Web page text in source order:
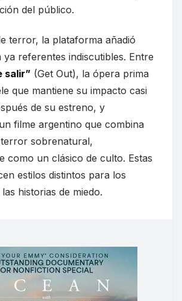
del público.
terror, la plataforma añadió
referentes indiscutibles. Entre
salir” (Get Out), la ópera prima
que mantiene su impacto casi
de su estreno, y
filme argentino que combina
sobrenatural,
como un clásico de culto. Estas
estilos distintos para los
historias de miedo.